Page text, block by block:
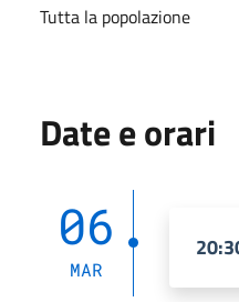
Tutta la popolazione
Date e orari
06
MAR